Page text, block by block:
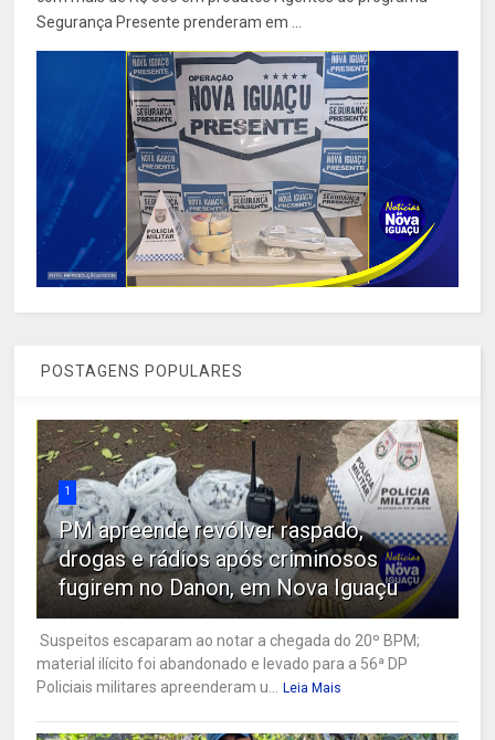
Segurança Presente prenderam em ...
POSTAGENS POPULARES
1
PM apreende revólver raspado,
drogas e rádios após criminosos
fugirem no Danon, em Nova Iguaçu
Suspeitos escaparam ao notar a chegada do 20º BPM;
material ilícito foi abandonado e levado para a 56ª DP
Policiais militares apreenderam u...
Leia Mais